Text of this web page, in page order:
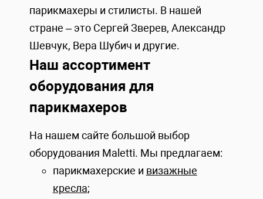
парикмахеры и стилисты. В нашей
стране – это Сергей Зверев, Александр
Шевчук, Вера Шубич и другие.
Наш ассортимент
оборудования для
парикмахеров
На нашем сайте большой выбор
оборудования Maletti. Мы предлагаем:
парикмахерские и визажные
кресла;